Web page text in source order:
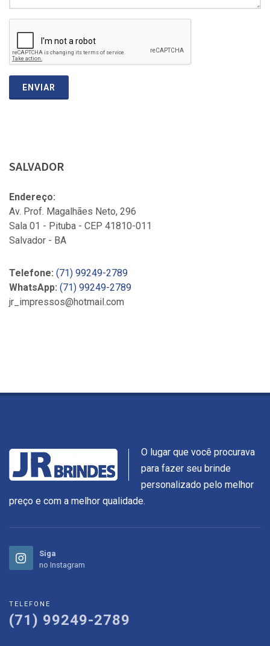
ENVIAR
SALVADOR
Endereço:
Av. Prof. Magalhães Neto, 296
Sala 01 - Pituba - CEP 41810-011
Salvador - BA
Telefone: (71) 99249-2789
WhatsApp: (71) 99249-2789
jr_impressos@hotmail.com
O lugar que você procurava
para fazer seu brinde
personalizado pelo melhor
preço e com a melhor qualidade.
Siga
no Instagram
TELEFONE
(71) 99249-2789